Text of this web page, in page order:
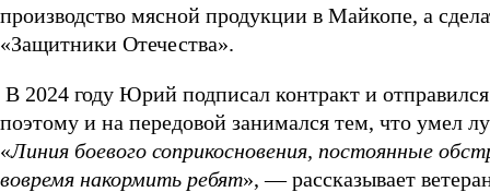
производство мясной продукции в Майкопе, а
«Защитники Отечества».
В 2024 году Юрий подписал контракт и
поэтому и на передовой занимался тем, что умел
«Линия боевого соприкосновения, постоянные
вовремя накормить ребят», — рассказывает